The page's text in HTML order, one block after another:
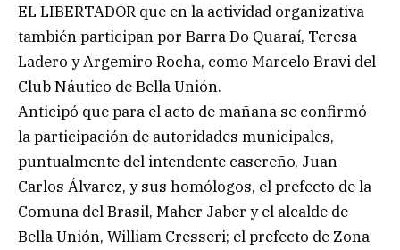
EL LIBERTADOR que en la actividad organizativa
también participan por Barra Do Quaraí, Teresa
Ladero y Argemiro Rocha, como Marcelo Bravi del
Club Náutico de Bella Unión.
Anticipó que para el acto de mañana se confirmó
la participación de autoridades municipales,
puntualmente del intendente casereño, Juan
Carlos Álvarez, y sus homólogos, el prefecto de la
Comuna del Brasil, Maher Jaber y el alcalde de
Bella Unión, William Cresseri; el prefecto de Zona